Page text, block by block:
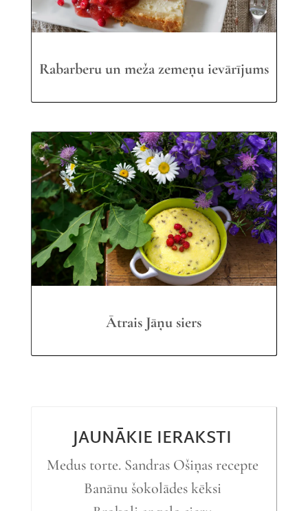
Rabarberu un meža zemeņu ievārījums
Ātrais Jāņu siers
JAUNĀKIE IERAKSTI
Medus torte. Sandras Ošiņas recepte
Banānu šokolādes kēksi